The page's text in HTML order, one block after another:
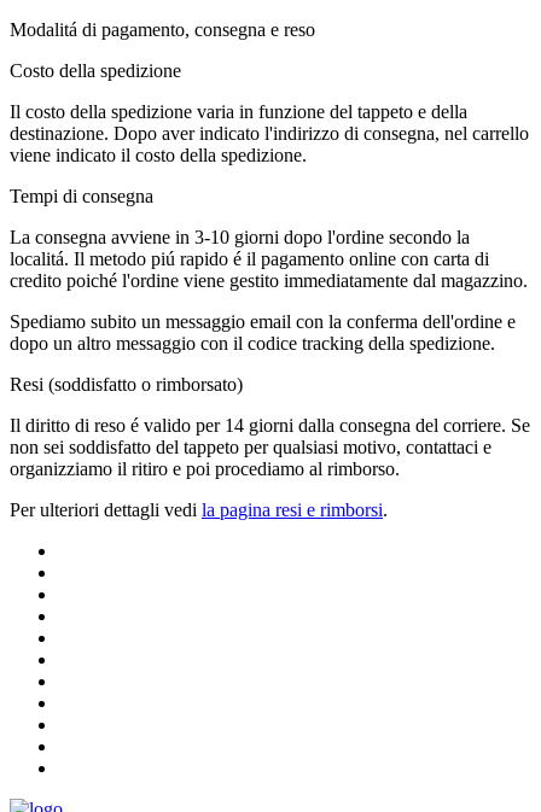
Modalitá di pagamento, consegna e reso
Costo della spedizione
Il costo della spedizione varia in funzione del tappeto e della
destinazione. Dopo aver indicato l'indirizzo di consegna, nel carrello
viene indicato il costo della spedizione.
Tempi di consegna
La consegna avviene in 3-10 giorni dopo l'ordine secondo la
localitá. Il metodo piú rapido é il pagamento online con carta di
credito poiché l'ordine viene gestito immediatamente dal magazzino.
Spediamo subito un messaggio email con la conferma dell'ordine e
dopo un altro messaggio con il codice tracking della spedizione.
Resi (soddisfatto o rimborsato)
Il diritto di reso é valido per 14 giorni dalla consegna del corriere. Se
non sei soddisfatto del tappeto per qualsiasi motivo, contattaci e
organizziamo il ritiro e poi procediamo al rimborso.
Per ulteriori dettagli vedi la pagina resi e rimborsi.